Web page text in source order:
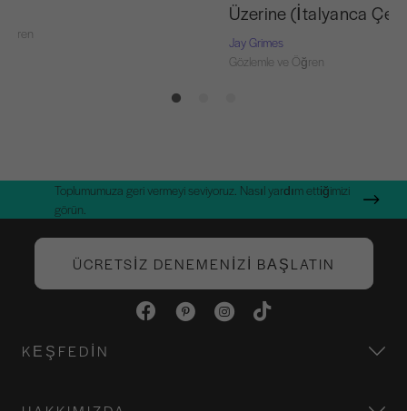
Üzerine (İtalyanca
Jay Grimes
Gözlemle ve Öğren
Toplumumuza geri vermeyi seviyoruz. Nasıl yardım ettiğimizi
görün.
ÜCRETSIZ DENEMENIZI BAŞLATIN
KEŞFEDIN